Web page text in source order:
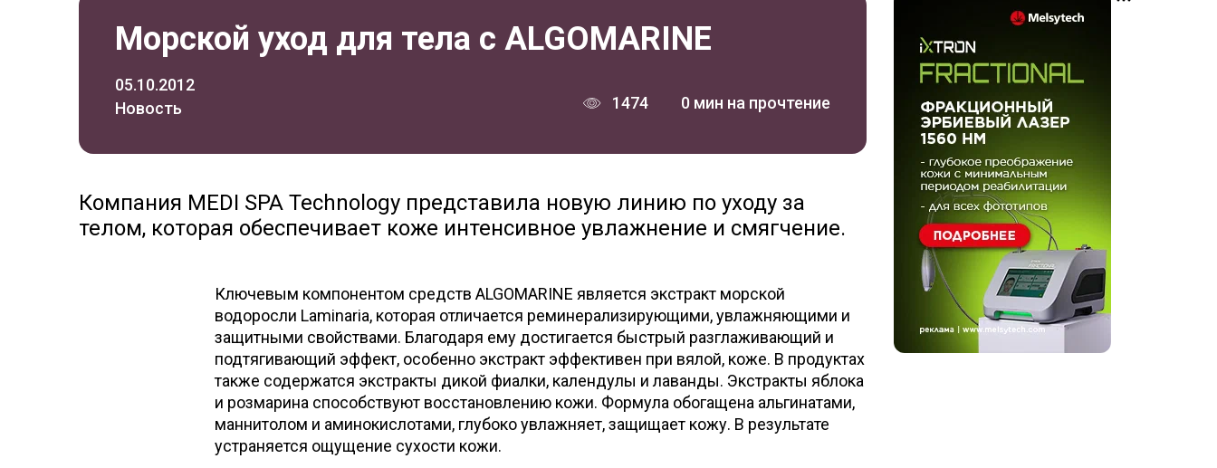
Морской уход для тела с ALGOMARINE
05.10.2012
Новость
1474 0 мин на прочтение
Компания MEDI SPA Technology представила новую линию по уходу за
телом, которая обеспечивает коже интенсивное увлажнение и смягчение.
Ключевым компонентом средств ALGOMARINE является экстракт морской
водоросли Laminaria, которая отличается реминерализирующими, увлажняющими и
защитными свойствами. Благодаря ему достигается быстрый разглаживающий и
подтягивающий эффект, особенно экстракт эффективен при вялой, коже. В продуктах
также содержатся экстракты дикой фиалки, календулы и лаванды. Экстракты яблока
и розмарина способствуют восстановлению кожи. Формула обогащена альгинатами,
маннитолом и аминокислотами, глубоко увлажняет, защищает кожу. В результате
устраняется ощущение сухости кожи.